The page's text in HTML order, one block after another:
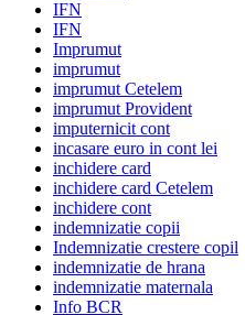
IFN
IFN
Imprumut
imprumut
imprumut Cetelem
imprumut Provident
imputernicit cont
incasare euro in cont lei
inchidere card
inchidere card Cetelem
inchidere cont
indemnizatie copii
Indemnizatie crestere copil
indemnizatie de hrana
indemnizatie maternala
Info BCR